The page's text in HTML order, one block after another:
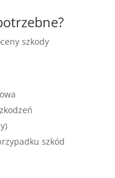
szkody
szkód